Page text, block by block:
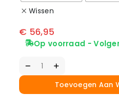
Wissen
€ 56,95
Op voorraad -
Toevoegen Aan